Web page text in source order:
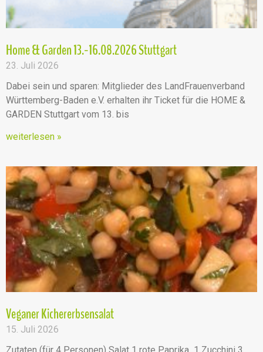
Home & Garden 13.-16.08.2026 Stuttgart
23. Juli 2026
Dabei sein und sparen: Mitglieder des LandFrauenverband
Württemberg-Baden e.V. erhalten ihr Ticket für die HOME &
GARDEN Stuttgart vom 13. bis
weiterlesen »
Veganer Kichererbsensalat
15. Juli 2026